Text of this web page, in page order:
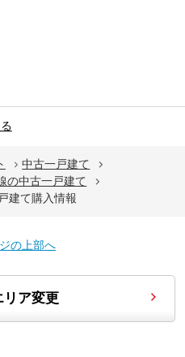
中古一戸建て
の中古一戸建て
建て購入情報
の上部へ
ア変更